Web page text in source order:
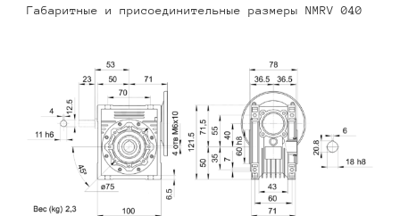
Габаритные и присоединительные размеры NMRV 040